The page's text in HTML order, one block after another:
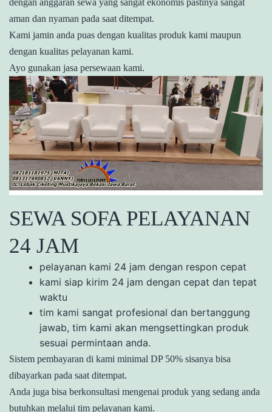
dengan anggaran sewa yang sangat ekonomis pastinya sangat
aman dan nyaman pada saat ditempat.
Kami jamin anda puas dengan kualitas produk kami maupun
dengan kualitas pelayanan kami.
Ayo gunakan jasa persewaan kami.
SEWA SOFA PELAYANAN
24 JAM
pelayanan kami 24 jam dengan respon cepat
kami siap kirim 24 jam dengan cepat dan tepat
waktu
tim kami sangat profesional dan bertanggung
jawab, tim kami akan mengsettingkan produk
sesuai permintaan anda.
Sistem pembayaran di kami minimal DP 50% sisanya bisa
dibayarkan pada saat ditempat.
Anda juga bisa berkonsultasi mengenai produk yang sedang anda
butuhkan melalui tim pelayanan kami.